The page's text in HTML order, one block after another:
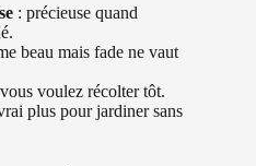
: précieuse quand
beau mais fade ne vaut
voulez récolter tôt.
plus pour jardiner sans